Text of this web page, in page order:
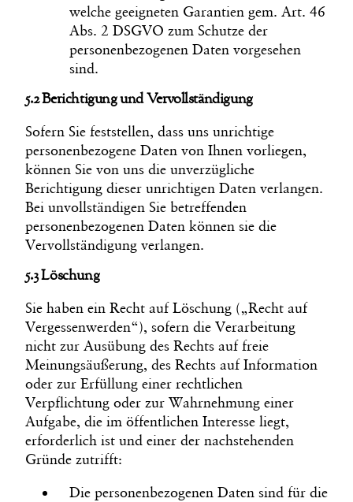
welche geeigneten Garantien gem. Art. 46
Abs. 2 DSGVO zum Schutze der
personenbezogenen Daten vorgesehen
sind.
5.2 Berichtigung und Vervollständigung
Sofern Sie feststellen, dass uns unrichtige
personenbezogene Daten von Ihnen vorliegen,
können Sie von uns die unverzügliche
Berichtigung dieser unrichtigen Daten verlangen.
Bei unvollständigen Sie betreffenden
personenbezogenen Daten können sie die
Vervollständigung verlangen.
5.3 Löschung
Sie haben ein Recht auf Löschung („Recht auf
Vergessenwerden“), sofern die Verarbeitung
nicht zur Ausübung des Rechts auf freie
Meinungsäußerung, des Rechts auf Information
oder zur Erfüllung einer rechtlichen
Verpflichtung oder zur Wahrnehmung einer
Aufgabe, die im öffentlichen Interesse liegt,
erforderlich ist und einer der nachstehenden
Gründe zutrifft:
Die personenbezogenen Daten sind für die